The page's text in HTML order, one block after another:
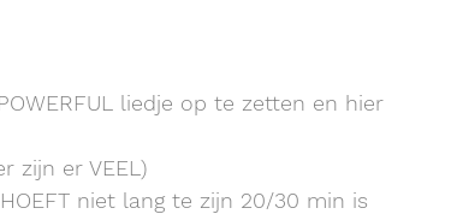
liedje op te zetten en hier
zijn er VEEL)
niet lang te zijn 20/30 min is